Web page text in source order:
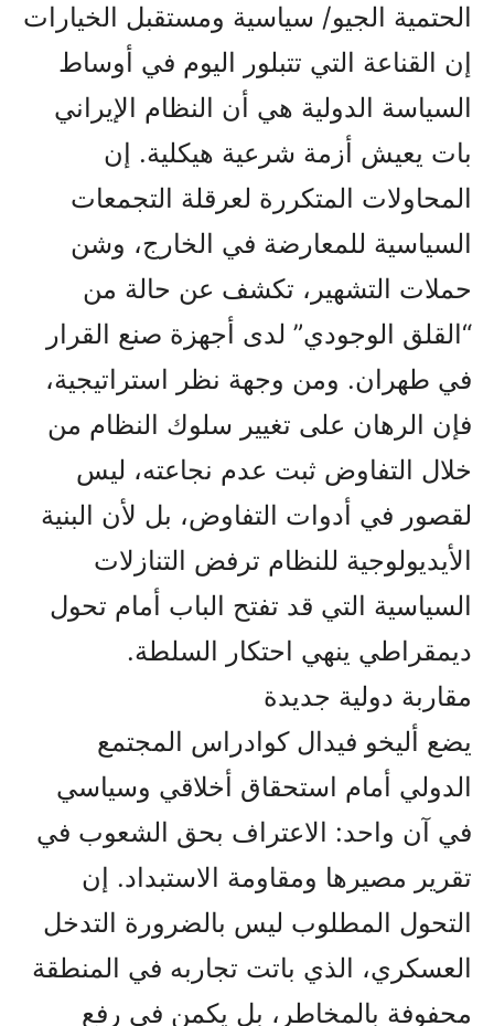
الحتمية الجيو/ سياسية ومستقبل الخيارات
إن القناعة التي تتبلور اليوم في أوساط
السياسة الدولية هي أن النظام الإيراني
بات يعيش أزمة شرعية هيكلية. إن
المحاولات المتكررة لعرقلة التجمعات
السياسية للمعارضة في الخارج، وشن
حملات التشهير، تكشف عن حالة من
“القلق الوجودي” لدى أجهزة صنع القرار
في طهران. ومن وجهة نظر استراتيجية،
فإن الرهان على تغيير سلوك النظام من
خلال التفاوض ثبت عدم نجاعته، ليس
لقصور في أدوات التفاوض، بل لأن البنية
الأيديولوجية للنظام ترفض التنازلات
السياسية التي قد تفتح الباب أمام تحول
ديمقراطي ينهي احتكار السلطة.
مقاربة دولية جديدة
يضع أليخو فيدال كوادراس المجتمع
الدولي أمام استحقاق أخلاقي وسياسي
في آن واحد: الاعتراف بحق الشعوب في
تقرير مصيرها ومقاومة الاستبداد. إن
التحول المطلوب ليس بالضرورة التدخل
العسكري، الذي باتت تجاربه في المنطقة
محفوفة بالمخاطر، بل يكمن في رفع